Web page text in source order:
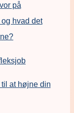
på
hvad det
at højne din